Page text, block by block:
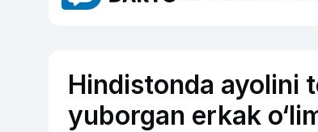
Hindistonda ayolini
yuborgan erkak